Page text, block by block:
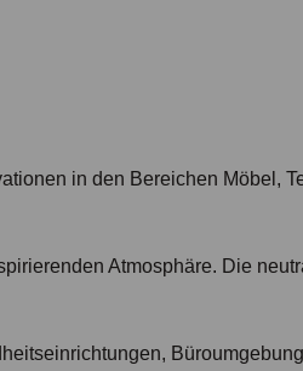
in den Bereichen Möbel,
Atmosphäre. Die